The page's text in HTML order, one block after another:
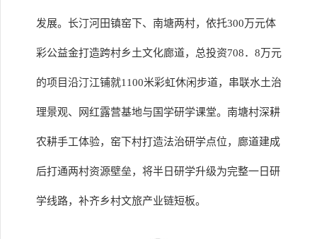
发展。长汀河田镇窑下、南塘两村，依托300万元体
彩公益金打造跨村乡土文化廊道，总投资708．8万元
的项目沿汀江铺就1100米彩虹休闲步道，串联水土治
理景观、网红露营基地与国学研学课堂。南塘村深耕
农耕手工体验，窑下村打造法治研学点位，廊道建成
后打通两村资源壁垒，将半日研学升级为完整一日研
学线路，补齐乡村文旅产业链短板。